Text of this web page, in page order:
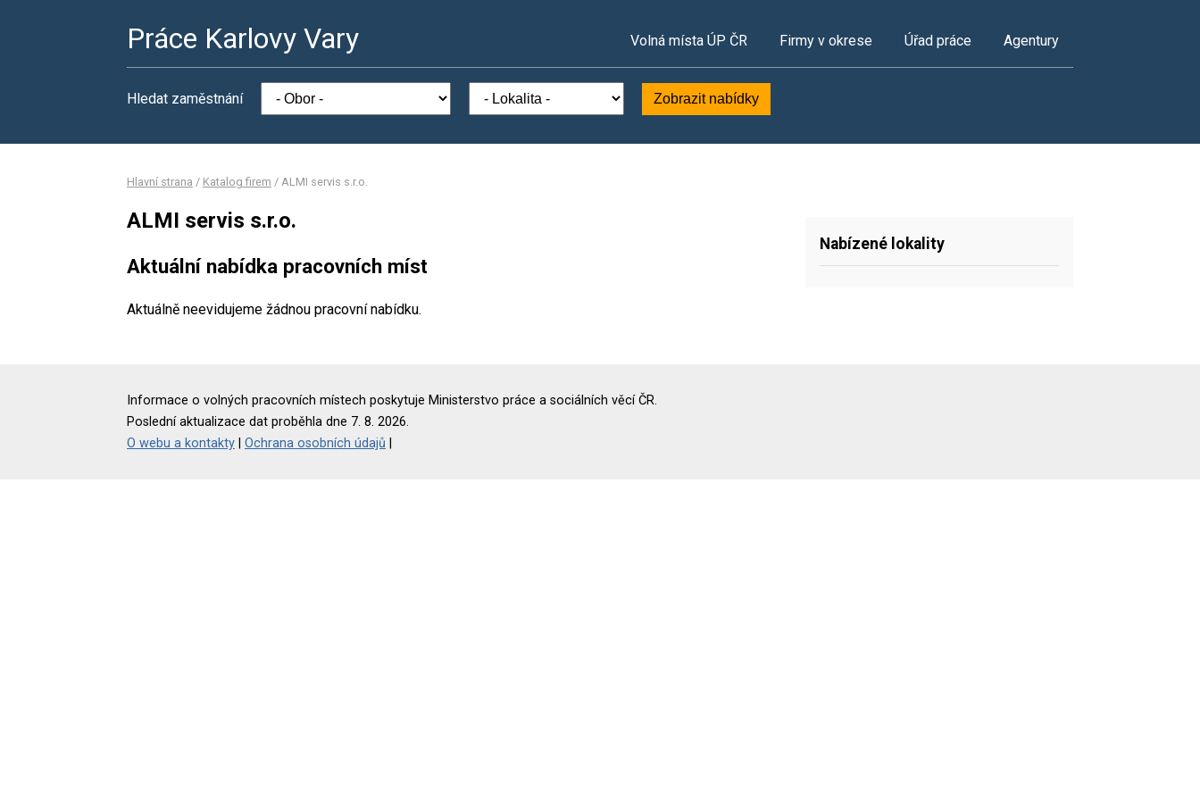
Práce Karlovy Vary Volná místa ÚP ČR Firmy v okrese Úřad práce Agentury
Hledat zaměstnání Zobrazit nabídky
Hlavní strana / Katalog firem / ALMI servis s.r.o.
ALMI servis s.r.o.
Aktuální nabídka pracovních míst
Aktuálně neevidujeme žádnou pracovní nabídku.
Nabízené lokality
Informace o volných pracovních místech poskytuje Ministerstvo práce a sociálních věcí ČR.
Poslední aktualizace dat proběhla dne 7. 8. 2026.
O webu a kontakty
Ochrana osobních údajů